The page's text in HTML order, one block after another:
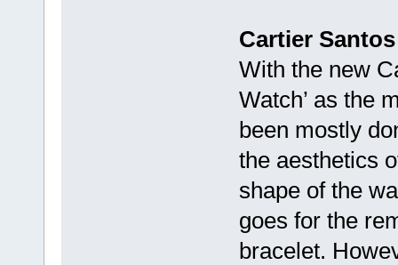
Cartier Santos
With the new
Watch’ as the
been mostly
the aesthetics
shape of the
goes for the
bracelet.